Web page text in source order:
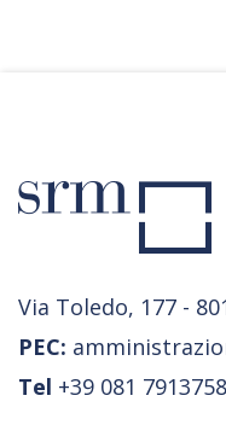
Via Toledo, 177 -
PEC:
Tel +39 081